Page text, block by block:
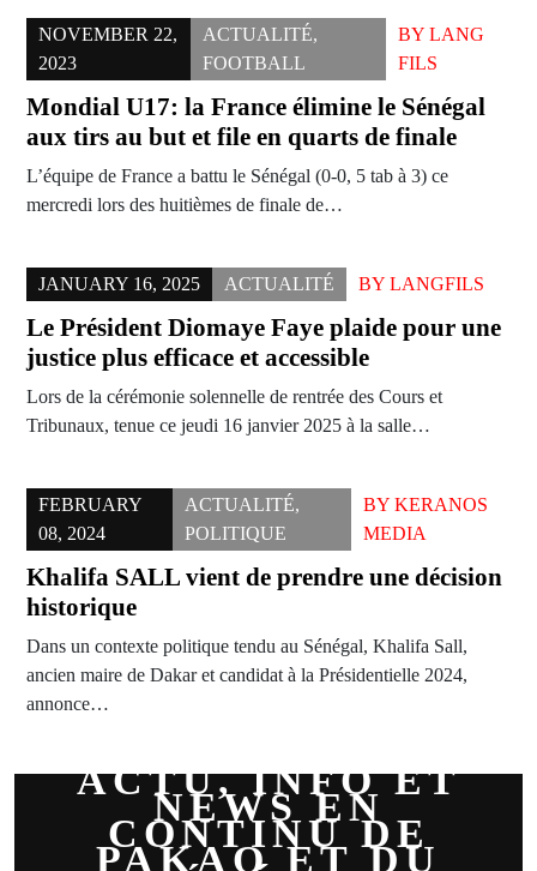
NOVEMBER 22,
2023
ACTUALITÉ,
FOOTBALL
BYLANG
FILS
Mondial U17: la France élimine le Sénégal
aux tirs au but et file en quarts de finale
L’équipe de France a battu le Sénégal (0-0, 5 tab à 3) ce
mercredi lors des huitièmes de finale de…
JANUARY 16, 2025 ACTUALITÉ BY LANGFILS
Le Président Diomaye Faye plaide pour une
justice plus efficace et accessible
Lors de la cérémonie solennelle de rentrée des Cours et
Tribunaux, tenue ce jeudi 16 janvier 2025 à la salle…
FEBRUARY
08, 2024
ACTUALITÉ,
POLITIQUE
BYKERANOS
MEDIA
Khalifa SALL vient de prendre une décision
historique
Dans un contexte politique tendu au Sénégal, Khalifa Sall,
ancien maire de Dakar et candidat à la Présidentielle 2024,
annonce…
ACTU, INFO ET
NEWS EN
CONTINU DE
PAKAO ET DU